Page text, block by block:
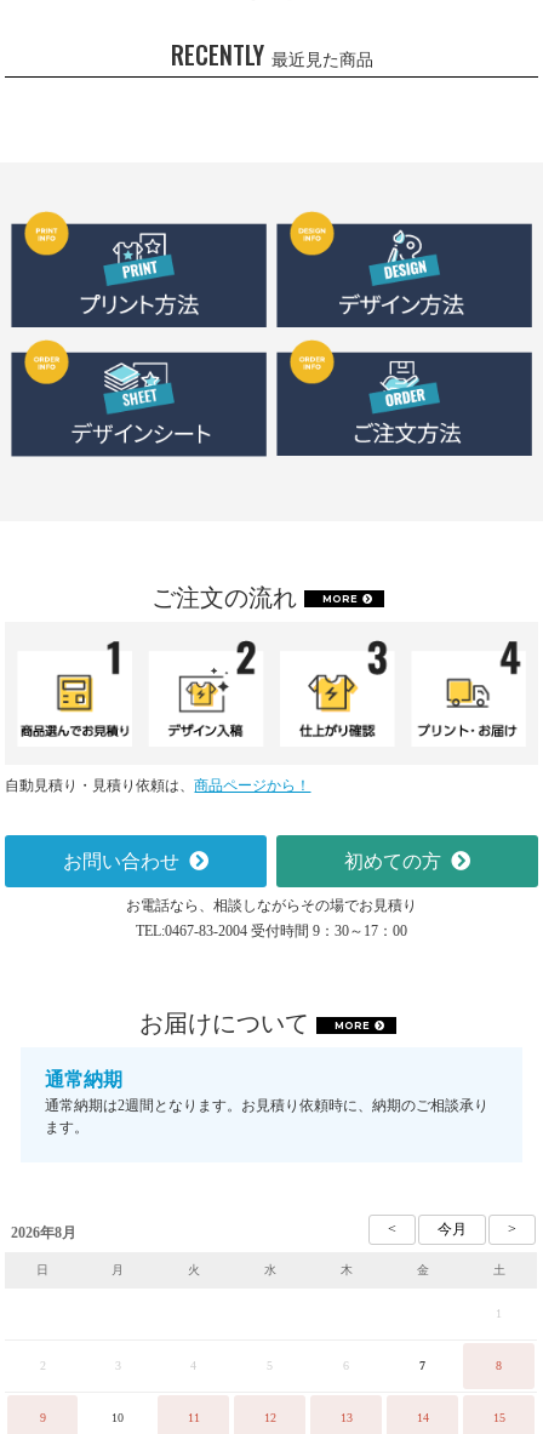
RECENTLY 最近見た商品
ご注文の流れ MORE
自動見積り・見積り依頼は、商品ページから！
お問い合わせ 初めての方
お電話なら、相談しながらその場でお見積り
TEL:0467-83-2004 受付時間 9：30～17：00
お届けについて MORE
通常納期
通常納期は2週間となります。お見積り依頼時に、納期のご相談承り
ます。
2026年8月
日 月 火 水 木 金 土
1
2 3 4 5 6 7 8
9 10 11 12 13 14 15